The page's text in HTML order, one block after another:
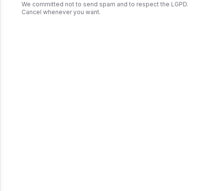
We committed not to send spam and to respect the LGPD.
Cancel whenever you want.